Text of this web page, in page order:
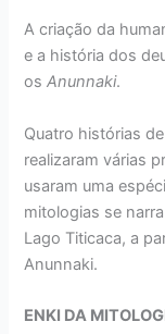
A criação da
e a história dos
osAnunnaki.
Quatro histórias
realizaram várias
usaram uma
mitologias se
Lago Titicaca, a
Anunnaki.
ENKI DA